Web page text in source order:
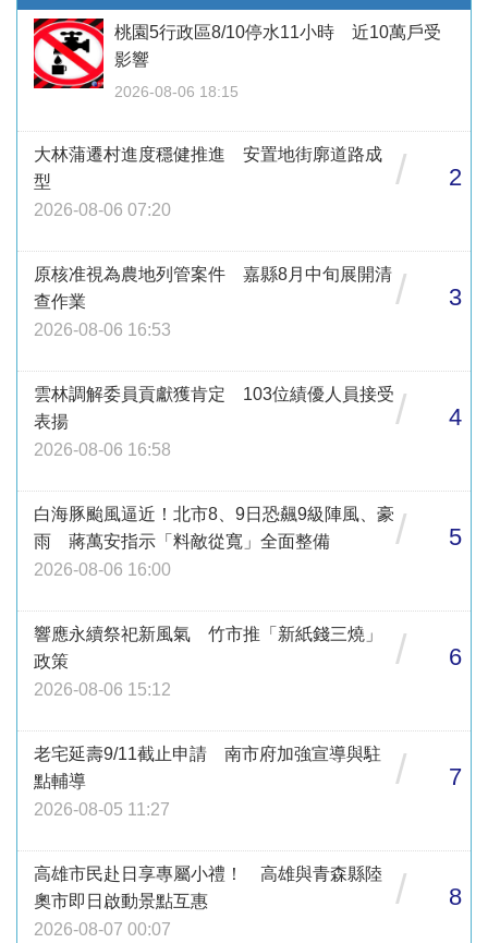
桃園5行政區8/10停水11小時 近10萬戶受
影響
2026-08-06 18:15
大林蒲遷村進度穩健推進 安置地街廓道路成
型
2026-08-06 07:20
/ 2
原核准視為農地列管案件 嘉縣8月中旬展開清
查作業
2026-08-06 16:53
/ 3
雲林調解委員貢獻獲肯定 103位績優人員接受
表揚
2026-08-06 16:58
/ 4
白海豚颱風逼近！北市8、9日恐飆9級陣風、豪
雨 蔣萬安指示「料敵從寬」全面整備
2026-08-06 16:00
/ 5
響應永續祭祀新風氣 竹市推「新紙錢三燒」
政策
2026-08-06 15:12
/ 6
老宅延壽9/11截止申請 南市府加強宣導與駐
點輔導
2026-08-05 11:27
/ 7
高雄市民赴日享專屬小禮！ 高雄與青森縣陸
奧市即日啟動景點互惠
2026-08-07 00:07
/ 8